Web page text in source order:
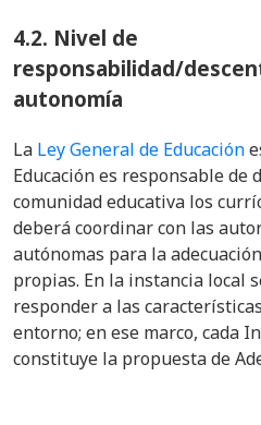
4.2. Nivel de
responsabilidad/
autonomía
La Ley General de Educación
Educación es responsable de
comunidad educativa los
deberá coordinar con las
autónomas para la
propias. En la instancia local
responder a las
entorno; en ese marco, cada
constituye la propuesta de